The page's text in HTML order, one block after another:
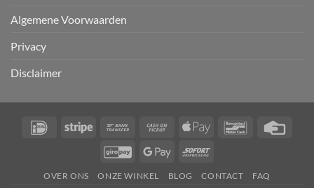
Algemene Voorwaarden
Privacy
Disclaimer
IDeal Stripe
Bank
Cash
Pickup
Apple
Bancontact
GiroPay Google
Sofort
OVER ONS ONZE WINKEL BLOG CONTACT FAQ